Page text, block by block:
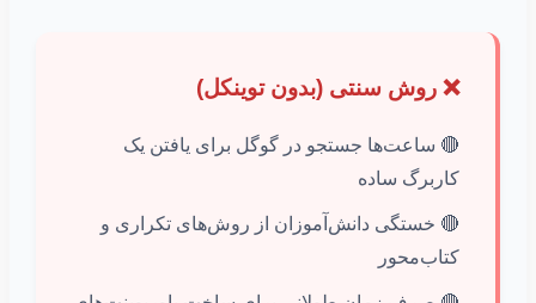
❌ روش سنتی (بدون توینکل)
🔴 ساعت‌ها جستجو در گوگل برای یافتن یک
کاربرگ ساده
🔴 خستگی دانش‌آموزان از روش‌های تکراری و
کتاب‌محور